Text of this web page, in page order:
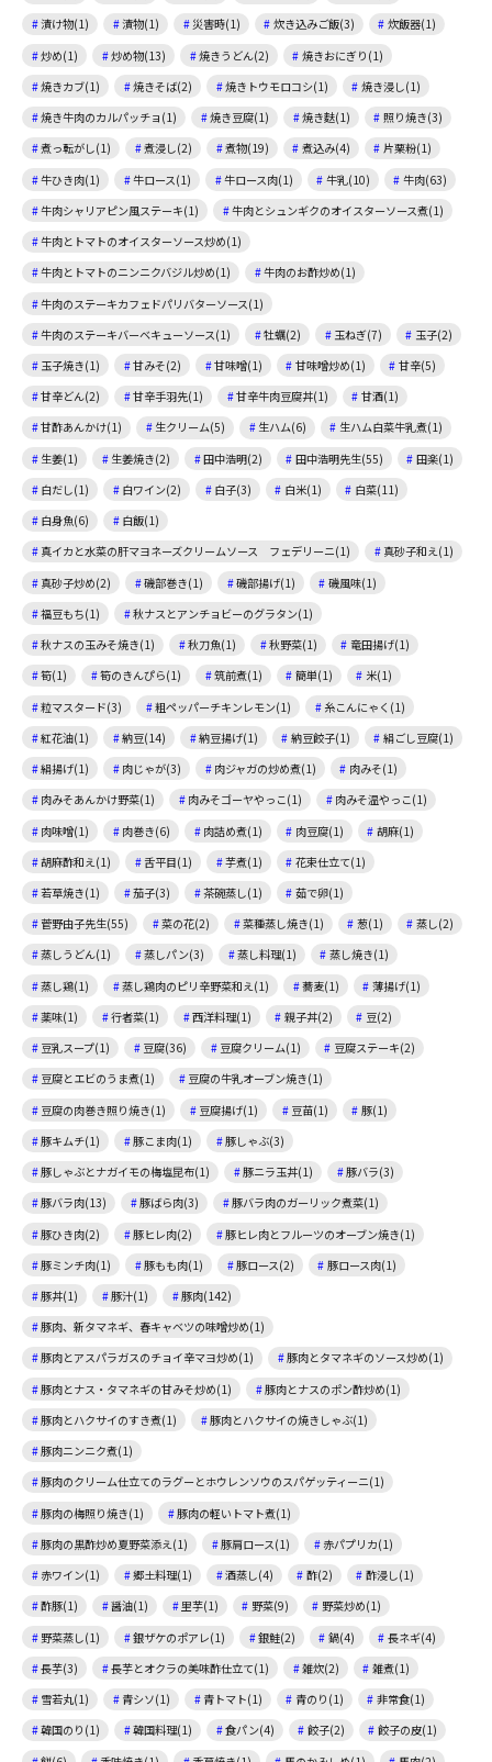
漬け物(1)
漬物(1) 災害時(1) 炊き込みご飯(3)
炊飯器(1)
炒め(1)
炒め物(13) 焼きうどん(2)
焼きおにぎり(1)
焼きカブ(1)
焼きそば(2) 焼きトウモロコシ(1)
焼き浸し(1)
焼き牛肉のカルパッチョ(1)
焼き豆腐(1) 焼き麩(1)
照り焼き(3)
煮っ転がし(1)
煮浸し(2) 煮物(19) 煮込み(4)
片栗粉(1)
牛ひき肉(1)
牛ロース(1) 牛ロース肉(1) 牛乳(10)
牛肉(63)
牛肉シャリアピン風ステーキ(1)
牛肉とシュンギクのオイスターソース煮(1)
牛肉とトマトのオイスターソース炒め(1)
牛肉とトマトのニンニクバジル炒め(1)
牛肉のお酢炒め(1)
牛肉のステーキカフェドパリバターソース(1)
牛肉のステーキバーベキューソース(1)
牡蠣(2) 玉ねぎ(7)
玉子(2)
玉子焼き(1)
甘みそ(2) 甘味噌(1) 甘味噌炒め(1)
甘辛(5)
甘辛どん(2)
甘辛手羽先(1) 甘辛牛肉豆腐丼(1)
甘酒(1)
甘酢あんかけ(1)
生クリーム(5) 生ハム(6)
生ハム白菜牛乳煮(1)
生姜(1)
生姜焼き(2) 田中浩明(2) 田中浩明先生(55)
田楽(1)
白だし(1)
白ワイン(2) 白子(3) 白米(1)
白菜(11)
白身魚(6)
白飯(1)
真イカと水菜の肝マヨネーズクリームソース フェデリーニ(1)
真砂子和え(1)
真砂子炒め(2)
磯部巻き(1) 磯部揚げ(1)
磯風味(1)
福豆もち(1)
秋ナスとアンチョビーのグラタン(1)
秋ナスの玉みそ焼き(1)
秋刀魚(1) 秋野菜(1)
竜田揚げ(1)
筍(1)
筍のきんぴら(1) 筑前煮(1) 簡単(1)
米(1)
粒マスタード(3)
粗ペッパーチキンレモン(1)
糸こんにゃく(1)
紅花油(1)
納豆(14) 納豆揚げ(1) 納豆餃子(1)
絹ごし豆腐(1)
絹揚げ(1)
肉じゃが(3) 肉ジャガの炒め煮(1)
肉みそ(1)
肉みそあんかけ野菜(1)
肉みそゴーヤやっこ(1)
肉みそ温やっこ(1)
肉味噌(1)
肉巻き(6) 肉詰め煮(1) 肉豆腐(1)
胡麻(1)
胡麻酢和え(1)
舌平目(1) 芋煮(1)
花束仕立て(1)
若草焼き(1)
茄子(3) 茶碗蒸し(1)
茹で卵(1)
菅野由子先生(55)
菜の花(2) 菜種蒸し焼き(1) 葱(1)
蒸し(2)
蒸しうどん(1)
蒸しパン(3) 蒸し料理(1)
蒸し焼き(1)
蒸し鶏(1)
蒸し鶏肉のピリ辛野菜和え(1) 蕎麦(1)
薄揚げ(1)
薬味(1)
行者菜(1) 西洋料理(1) 親子丼(2)
豆(2)
豆乳スープ(1)
豆腐(36) 豆腐クリーム(1)
豆腐ステーキ(2)
豆腐とエビのうま煮(1)
豆腐の牛乳オーブン焼き(1)
豆腐の肉巻き照り焼き(1)
豆腐揚げ(1) 豆苗(1)
豚(1)
豚キムチ(1)
豚こま肉(1)
豚しゃぶ(3)
豚しゃぶとナガイモの梅塩昆布(1)
豚ニラ玉丼(1)
豚バラ(3)
豚バラ肉(13)
豚ばら肉(3)
豚バラ肉のガーリック煮菜(1)
豚ひき肉(2)
豚ヒレ肉(2)
豚ヒレ肉とフルーツのオーブン焼き(1)
豚ミンチ肉(1)
豚もも肉(1) 豚ロース(2)
豚ロース肉(1)
豚丼(1)
豚汁(1)
豚肉(142)
豚肉、新タマネギ、春キャベツの味噌炒め(1)
豚肉とアスパラガスのチョイ辛マヨ炒め(1)
豚肉とタマネギのソース炒め(1)
豚肉とナス・タマネギの甘みそ炒め(1)
豚肉とナスのポン酢炒め(1)
豚肉とハクサイのすき煮(1)
豚肉とハクサイの焼きしゃぶ(1)
豚肉ニンニク煮(1)
豚肉のクリーム仕立てのラグーとホウレンソウのスパゲッティーニ(1)
豚肉の梅照り焼き(1)
豚肉の軽いトマト煮(1)
豚肉の黒酢炒め夏野菜添え(1)
豚肩ロース(1)
赤パプリカ(1)
赤ワイン(1)
郷土料理(1) 酒蒸し(4) 酢(2)
酢浸し(1)
酢豚(1)
醤油(1) 里芋(1) 野菜(9)
野菜炒め(1)
野菜蒸し(1)
銀ザケのポアレ(1) 銀鮭(2) 鍋(4)
長ネギ(4)
長芋(3)
長芋とオクラの美味酢仕立て(1) 雑炊(2)
雑煮(1)
雪若丸(1)
青シソ(1) 青トマト(1) 青のり(1)
非常食(1)
韓国のり(1)
韓国料理(1) 食パン(4) 餃子(2)
餃子の皮(1)